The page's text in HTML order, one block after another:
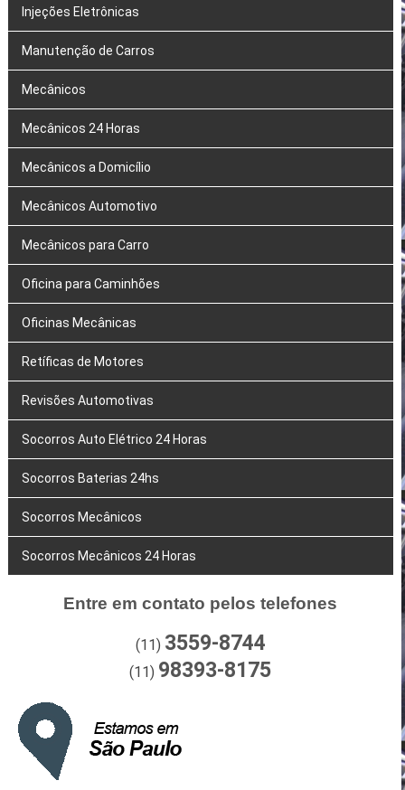
Injeções Eletrônicas
Manutenção de Carros
Mecânicos
Mecânicos 24 Horas
Mecânicos a Domicílio
Mecânicos Automotivo
Mecânicos para Carro
Oficina para Caminhões
Oficinas Mecânicas
Retíficas de Motores
Revisões Automotivas
Socorros Auto Elétrico 24 Horas
Socorros Baterias 24hs
Socorros Mecânicos
Socorros Mecânicos 24 Horas
Entre em contato pelos telefones
(11) 3559-8744
(11) 98393-8175